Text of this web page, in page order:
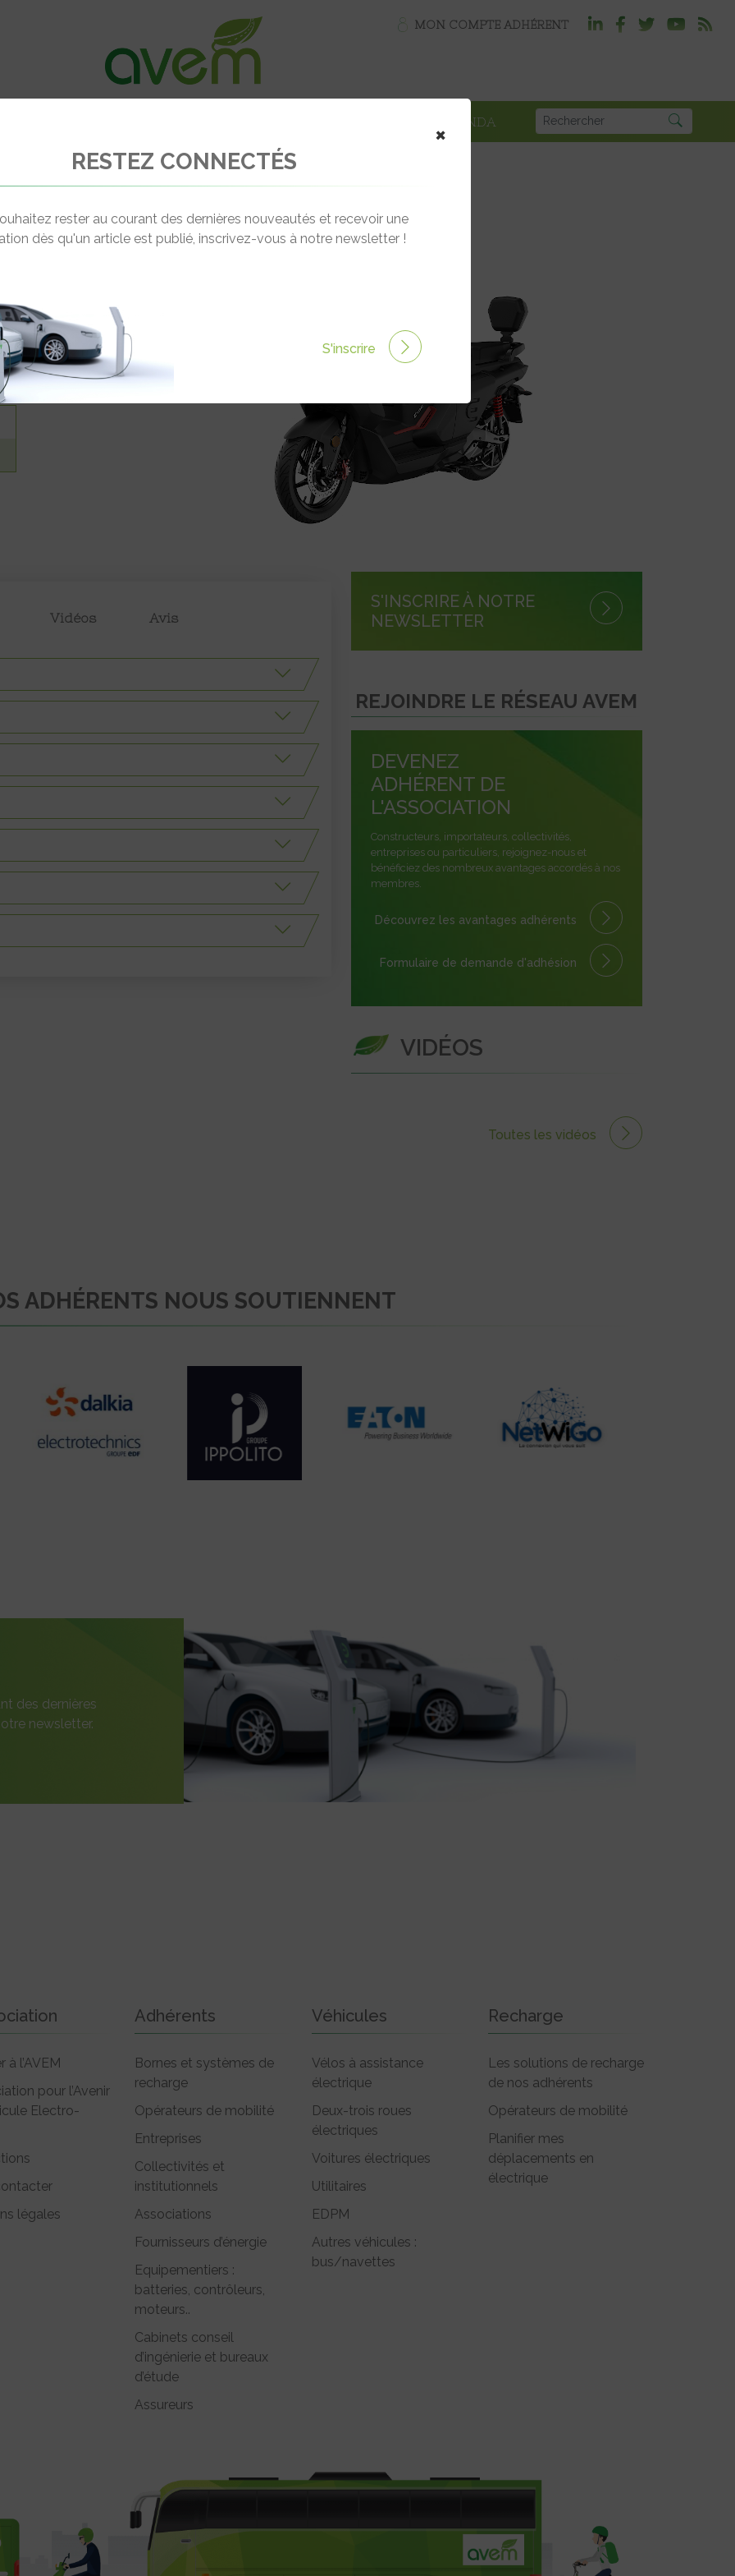
MON COMPTE ADHÉRENT
AGENDA
Vidéos Avis
S'INSCRIRE À NOTRE
NEWSLETTER
REJOINDRE LE RÉSEAU AVEM
DEVENEZ
ADHÉRENT DE
L'ASSOCIATION
Constructeurs, importateurs, collectivités,
entreprises ou particuliers, rejoignez-nous et
bénéficiez des nombreux avantages accordés à nos
membres.
Découvrez les avantages adhérents
Formulaire de demande d'adhésion
VIDÉOS
Toutes les vidéos
ADHÉRENTS NOUS SOUTIENNENT
des dernières
newsletter.
à l’AVEM
pour l’Avenir
Electro-
légales
Adhérents
Bornes et systèmes de
recharge
Opérateurs de mobilité
Entreprises
Collectivités et
institutionnels
Associations
Fournisseurs d’énergie
Equipementiers :
batteries, contrôleurs,
moteurs..
Cabinets conseil
d’ingénierie et bureaux
d’étude
Assureurs
Véhicules
Vélos à assistance
électrique
Deux-trois roues
électriques
Voitures électriques
Utilitaires
EDPM
Autres véhicules :
bus/navettes
Recharge
Les solutions de recharge
de nos adhérents
Opérateurs de mobilité
Planifier mes
déplacements en
électrique
×
RESTEZ CONNECTÉS
rester au courant des dernières nouveautés et recevoir une
dès qu'un article est publié, inscrivez-vous à notre newsletter !
S'inscrire